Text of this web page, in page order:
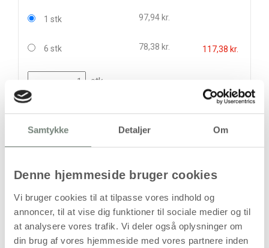
Samtykke Detaljer Om
Denne hjemmeside bruger cookies
Vi bruger cookies til at tilpasse vores indhold og
annoncer, til at vise dig funktioner til sociale medier og til
at analysere vores trafik. Vi deler også oplysninger om
din brug af vores hjemmeside med vores partnere inden
1 stk 97,94 kr.
6 stk 78,38 kr. 117,38 kr.
stk
Leveringsomkostninger
når vi har bekræftet din ordre.